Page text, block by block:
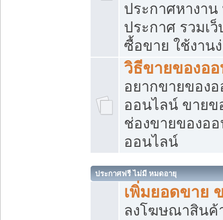
ประกาศหางาน
ประกาศ รวมเ
ซื้อขาย ใช้งาน
วิธีขายของอ
อยากขายของ
ออนไลน์ ขายข
ช่องขายของอ
ออนไลน์
ประกาศฟรี ไม่มี หมดอายุ
เพิ่มยอดขาย
ลงโฆษณาสิน